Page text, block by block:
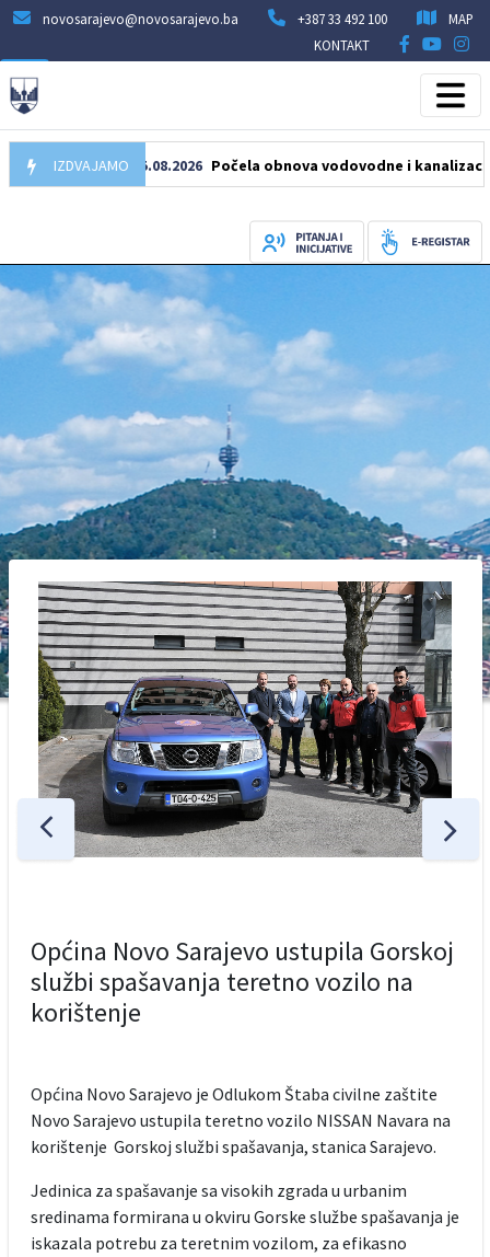
novosarajevo@novosarajevo.ba +387 33 492 100
MAP
KONTAKT
IZDVAJAMO
05.08.2026 Počela obnova vodovodne i kanalizacione
Općina Novo Sarajevo ustupila Gorskoj
službi spašavanja teretno vozilo na
korištenje
Općina Novo Sarajevo je Odlukom Štaba civilne zaštite
Novo Sarajevo ustupila teretno vozilo NISSAN Navara na
korištenje Gorskoj službi spašavanja, stanica Sarajevo.
Jedinica za spašavanje sa visokih zgrada u urbanim
sredinama formirana u okviru Gorske službe spašavanja je
iskazala potrebu za teretnim vozilom, za efikasno